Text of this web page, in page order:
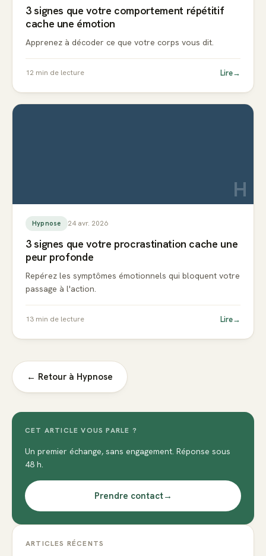
3 signes que votre comportement répétitif
cache une émotion
Apprenez à décoder ce que votre corps vous dit.
12 min de lecture Lire→
H
Hypnose 24 avr. 2026
3 signes que votre procrastination cache une
peur profonde
Repérez les symptômes émotionnels qui bloquent votre
passage à l'action.
13 min de lecture Lire→
← Retour à Hypnose
CET ARTICLE VOUS PARLE ?
Un premier échange, sans engagement. Réponse sous
48 h.
Prendre contact→
ARTICLES RÉCENTS